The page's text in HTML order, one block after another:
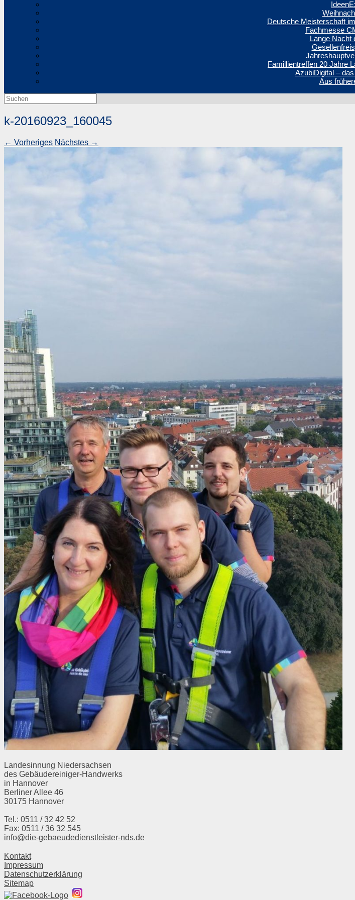
Deutsche Meisterschaft
Fachmesse
Lange Nacht
Famillientreffen 20 Jahre
AzubiDigital –
Aus
Suchen
nach:
k-20160923_160045
← Vorheriges Nächstes →
Landesinnung Niedersachsen
des Gebäudereiniger-Handwerks
in Hannover
Berliner Allee 46
30175 Hannover
Tel.: 0511 / 32 42 52
Fax: 0511 / 36 32 545
info@die-gebaeudedienstleister-nds.de
Kontakt
Impressum
Datenschutzerklärung
Sitemap